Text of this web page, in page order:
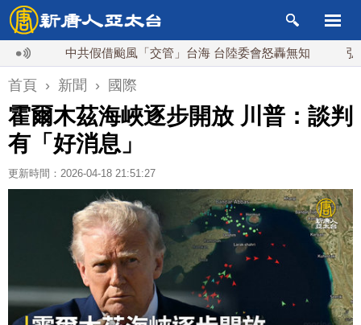
中共假借颱風「交管」台海 台陸委會怒轟無知 弘揚武
首頁 › 新聞 › 國際
霍爾木茲海峽逐步開放 川普：談判
有「好消息」
更新時間：2026-04-18 21:51:27